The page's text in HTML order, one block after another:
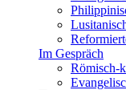
Im Gespräch
Römisch-